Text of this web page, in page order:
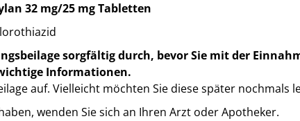
32 mg/25 mg Tabletten
sorgfältig durch, bevor Sie mit der
Informationen.
auf. Vielleicht möchten Sie diese später nochmals
wenden Sie sich an Ihren Arzt oder Apotheker.